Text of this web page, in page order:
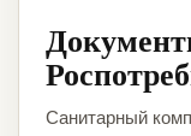
Санитарный